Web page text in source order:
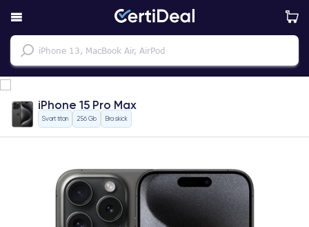
iPhone 15 Pro Max
Svart titan 256 Gb Bra skick